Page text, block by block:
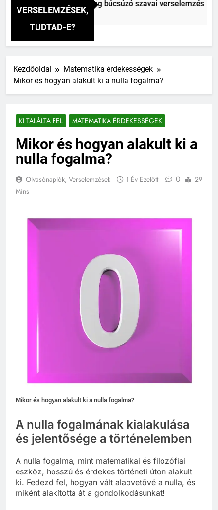
VERSELEMZÉSEK,
TUDTAD-E?
Mihály: A fársáng búcsúzó szavai verselemzés
Kezdőoldal
Matematika érdekességek
Mikor és hogyan alakult ki a nulla fogalma?
KI TALÁLTA FEL MATEMATIKA ÉRDEKESSÉGEK
Mikor és hogyan alakult ki a
nulla fogalma?
Olvasónaplók, Verselemzések 1 Év Ezelőtt 0
29
Mins
Mikor és hogyan alakult ki a nulla fogalma?
A nulla fogalmának kialakulása
és jelentősége a történelemben
A nulla fogalma, mint matematikai és filozófiai
eszköz, hosszú és érdekes történeti úton alakult
ki. Fedezd fel, hogyan vált alapvetővé a nulla, és
miként alakította át a gondolkodásunkat!